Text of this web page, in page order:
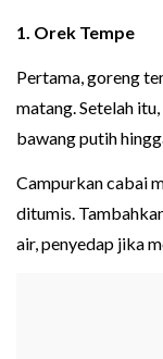
1. Orek Tempe
Pertama, goreng
matang. Setelah
bawang putih
Campurkan cabai
ditumis.
air, penyedap jika